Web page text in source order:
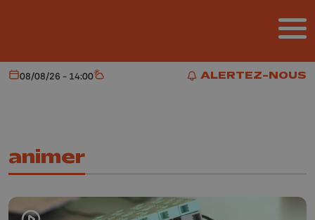
ALERTEZ-NOUS
ALERTEZ-NOUS
Aujourd'hui
08/08/26 - 14:00 Météo
animer